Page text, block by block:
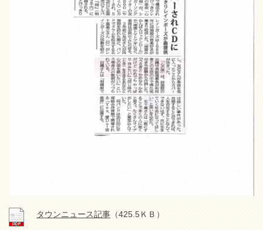
タウンニュース記事（425.5ＫＢ）